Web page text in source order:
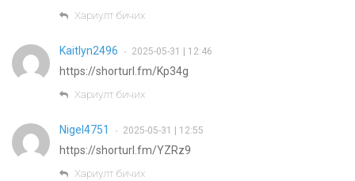
Хариулт бичих
Kaitlyn2496 • 2025-05-31 | 12:46
https://shorturl.fm/Kp34g
Хариулт бичих
Nigel4751 • 2025-05-31 | 12:55
https://shorturl.fm/YZRz9
Хариулт бичих